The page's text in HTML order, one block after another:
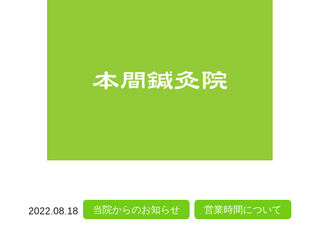
2022.08.18 当院からのお知らせ 営業時間について